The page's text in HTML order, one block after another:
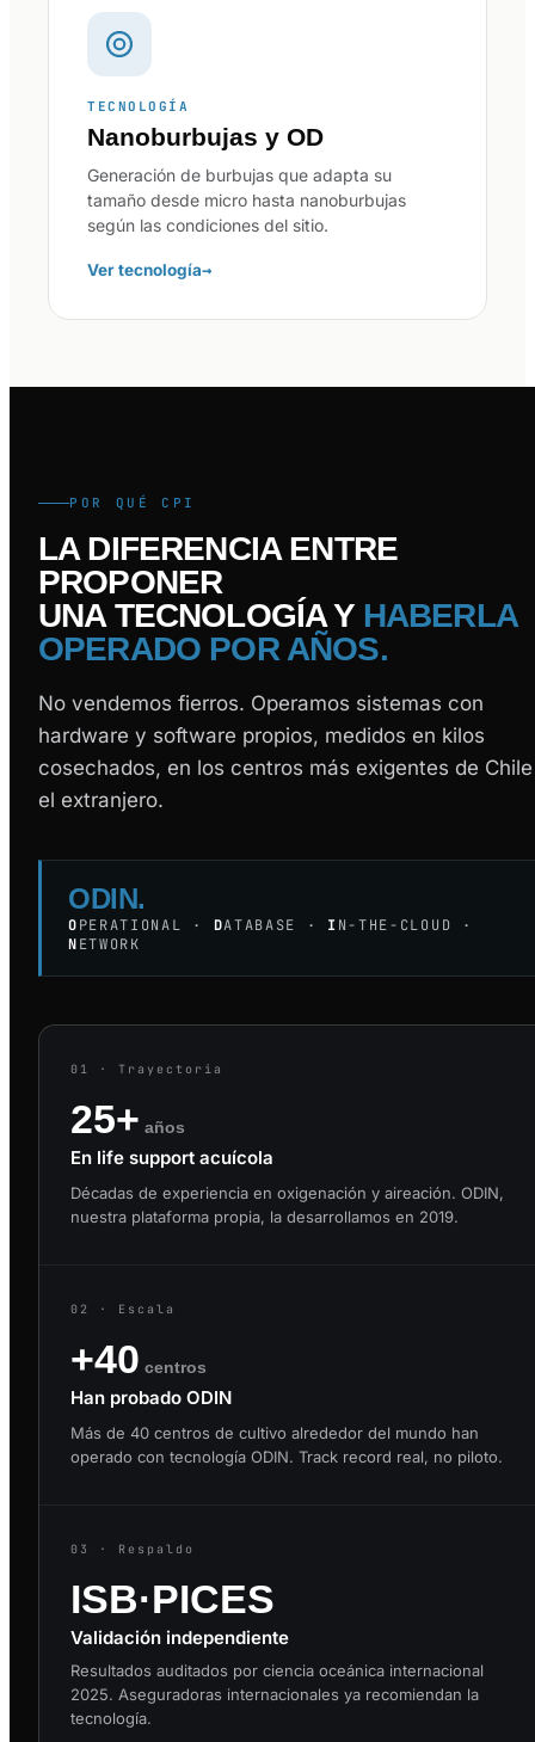
TECNOLOGÍA
Nanoburbujas y OD
Generación de burbujas que adapta su
tamaño desde micro hasta nanoburbujas
según las condiciones del sitio.
Ver tecnología→
POR QUÉ CPI
LA DIFERENCIA ENTRE
PROPONER
UNA TECNOLOGÍA Y HABERLA
OPERADO POR AÑOS.
No vendemos fierros. Operamos sistemas con
hardware y software propios, medidos en kilos
cosechados, en los centros más exigentes de
el extranjero.
ODIN.
OPERATIONAL · DATABASE · IN-THE-CLOUD ·
NETWORK
01 · Trayectoria
25+ años
En life support acuícola
Décadas de experiencia en oxigenación y aireación. ODIN,
nuestra plataforma propia, la desarrollamos en 2019.
02 · Escala
+40 centros
Han probado ODIN
Más de 40 centros de cultivo alrededor del mundo han
operado con tecnología ODIN. Track record real, no piloto.
03 · Respaldo
ISB·PICES
Validación independiente
Resultados auditados por ciencia oceánica internacional
2025. Aseguradoras internacionales ya recomiendan la
tecnología.